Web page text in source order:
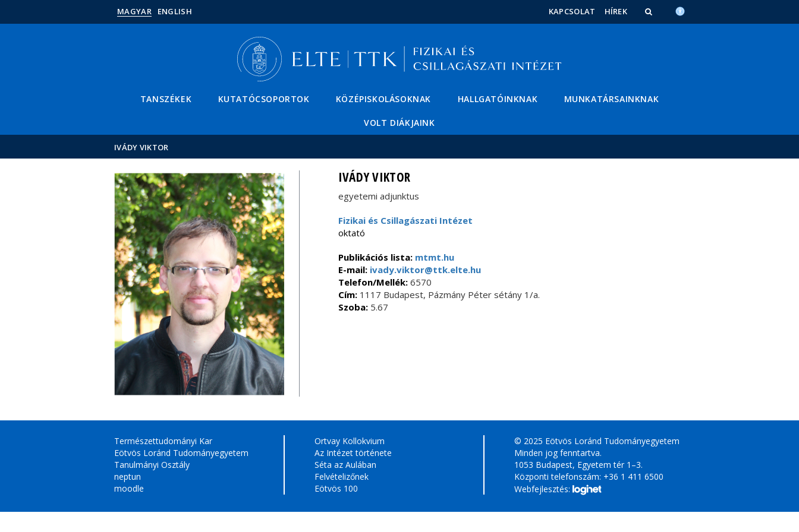
MAGYAR ENGLISH KAPCSOLAT HÍREK
TANSZÉKEK KUTATÓCSOPORTOK KÖZÉPISKOLÁSOKNAK HALLGATÓINKNAK MUNKATÁRSAINKNAK
VOLT DIÁKJAINK
IVÁDY VIKTOR
IVÁDY VIKTOR
egyetemi adjunktus
Fizikai és Csillagászati Intézet
oktató
Publikációs lista: mtmt.hu
E-mail:ivady.viktor@ttk.elte.hu
Telefon/Mellék:6570
Cím:1117 Budapest, Pázmány Péter sétány 1/a.
Szoba:5.67
Természettudományi Kar
Eötvös Loránd Tudományegyetem
Tanulmányi Osztály
neptun
moodle
Ortvay Kollokvium
Az Intézet története
Séta az Aulában
Felvételizőnek
Eötvös 100
© 2025 Eötvös Loránd Tudományegyetem
Minden jog fenntartva.
1053 Budapest, Egyetem tér 1–3.
Központi telefonszám: +36 1 411 6500
Webfejlesztés: